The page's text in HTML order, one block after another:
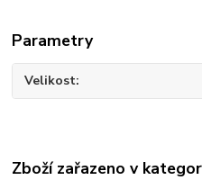
Parametry
Velikost
Zboží zařazeno v